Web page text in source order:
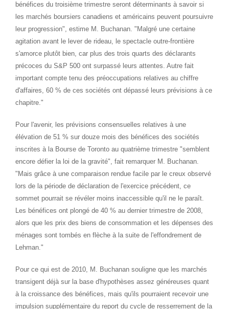
bénéfices du troisième trimestre seront déterminants à savoir si
les marchés boursiers canadiens et américains peuvent poursuivre
leur progression", estime M. Buchanan. "Malgré une certaine
agitation avant le lever de rideau, le spectacle outre-frontière
s'amorce plutôt bien, car plus des trois quarts des déclarants
précoces du S&P 500 ont surpassé leurs attentes. Autre fait
important compte tenu des préoccupations relatives au chiffre
d'affaires, 60 % de ces sociétés ont dépassé leurs prévisions à ce
chapitre."
Pour l'avenir, les prévisions consensuelles relatives à une
élévation de 51 % sur douze mois des bénéfices des sociétés
inscrites à la Bourse deToronto au quatrième trimestre "semblent
encore défier la loi de la gravité", fait remarquer M. Buchanan.
"Mais grâce à une comparaison rendue facile par le creux observé
lors de la période de déclaration de l'exercice précédent, ce
sommet pourrait se révéler moins inaccessible qu'il ne le paraît.
Les bénéfices ont plongé de 40 % au dernier trimestre de 2008,
alors que les prix des biens de consommation et les dépenses des
ménages sont tombés en flèche à la suite de l'effondrement de
Lehman."
Pour ce qui est de 2010, M. Buchanan souligne que les marchés
transigent déjà sur la base d'hypothèses assez généreuses quant
à la croissance des bénéfices, mais qu'ils pourraient recevoir une
impulsion supplémentaire du report du cycle de resserrement de la